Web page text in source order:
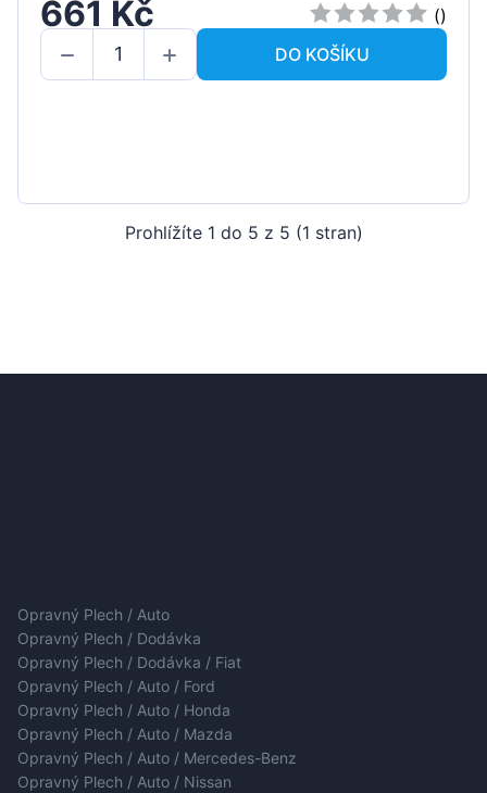
661 Kč
()
DO KOŠÍKU
Prohlížíte 1 do 5 z 5 (1 stran)
Opravný Plech / Auto
Opravný Plech / Dodávka
Opravný Plech / Dodávka / Fiat
Opravný Plech / Auto / Ford
Opravný Plech / Auto / Honda
Opravný Plech / Auto / Mazda
Opravný Plech / Auto / Mercedes-Benz
Opravný Plech / Auto / Nissan